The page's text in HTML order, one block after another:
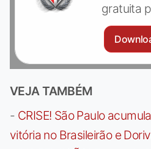
gratuita
VEJA TAMBÉM
- CRISE! São Paulo
vitória no Brasileirão e